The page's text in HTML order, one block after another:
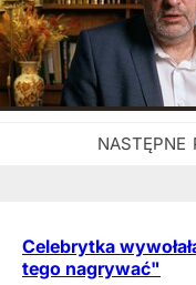
Celebrytka
tego nagrywać"